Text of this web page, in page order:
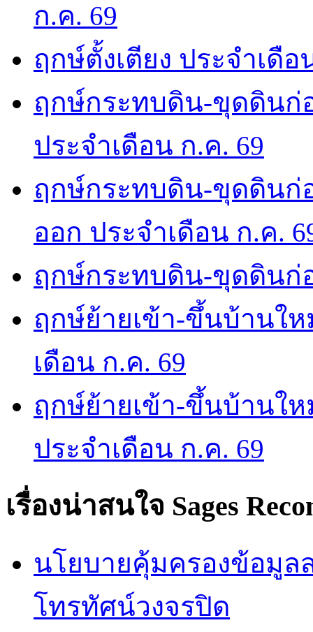
ก.ค. 69
ฤกษ์ตั้งเตียง ประจำเดือ
ฤกษ์กระทบดิน-ขุดดินก่
ประจำเดือน ก.ค. 69
ฤกษ์กระทบดิน-ขุดดินก่
ออก ประจำเดือน ก.ค.
ฤกษ์กระทบดิน-ขุดดินก่
ฤกษ์ย้ายเข้า-ขึ้นบ้านใ
เดือน ก.ค. 69
ฤกษ์ย้ายเข้า-ขึ้นบ้านใ
ประจำเดือน ก.ค. 69
เรื่องน่าสนใจ Sages
นโยบายคุ้มครองข้อมูล
โทรทัศน์วงจรปิด